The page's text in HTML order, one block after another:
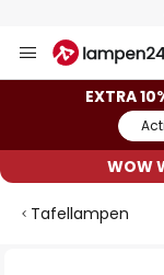
naar
EXTRA
WOW
Tafellampen